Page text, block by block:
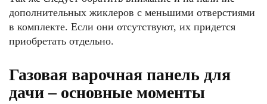
дополнительных жиклеров с меньшими отверстиями
в комплекте. Если они отсутствуют, их придется
приобретать отдельно.
Газовая варочная панель для
дачи – основные моменты